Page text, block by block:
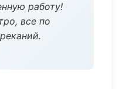
работу!
все по